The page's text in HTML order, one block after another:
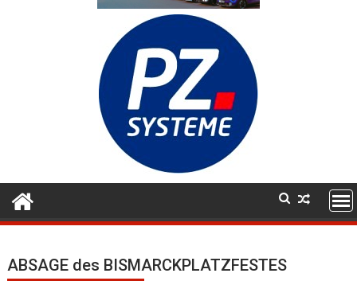
ABSAGE des BISMARCKPLATZFESTES